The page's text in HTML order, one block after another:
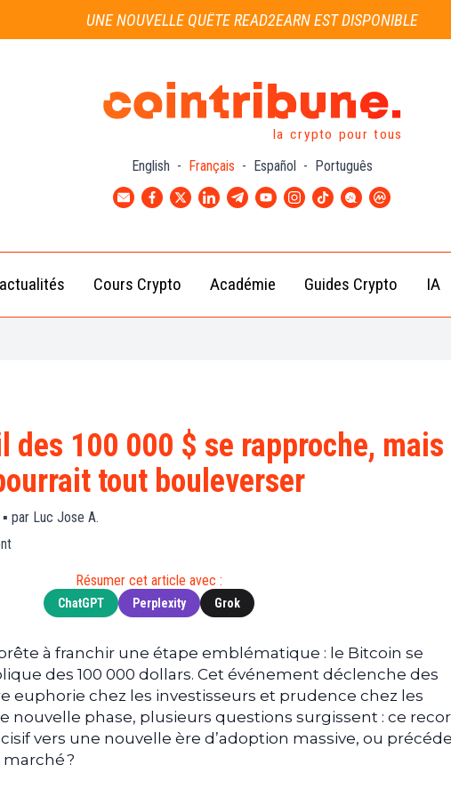
UNE NOUVELLE QUÊTE READ2EARN EST DISPONIBLE
la crypto pour tous
English - Français - Español - Português
Crypto
Actu
Web3
Actu
Cours Crypto
(BTC)
XRP
(XRP)
Cardano
Académie
Débutant
Intermédiaire
Guides Crypto IA
des 100 000 $ se rapproche, mais
tout bouleverser
par Luc Jose A.
Résumer cet article avec :
ChatGPT Perplexity Grok
à franchir une étape emblématique : le Bitcoin se
des 100 000 dollars. Cet événement déclenche des
euphorie chez les investisseurs et prudence chez les
nouvelle phase, plusieurs questions surgissent : ce
vers une nouvelle ère d’adoption massive, ou
?